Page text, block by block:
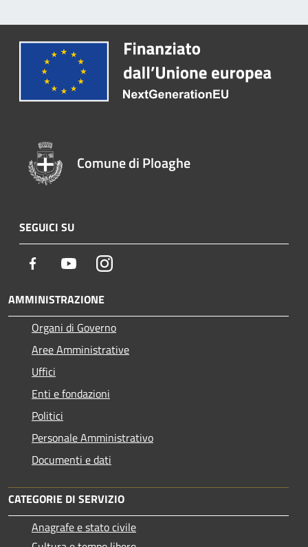
Comune di Ploaghe
SEGUICI SU
Facebook YoutubeInstagram
AMMINISTRAZIONE
Organi di Governo
Aree Amministrative
Uffici
Enti e fondazioni
Politici
Personale Amministrativo
Documenti e dati
CATEGORIE DI SERVIZIO
Anagrafe e stato civile